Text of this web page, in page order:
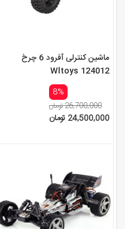
ماشین کنترلی آفرود 6 چرخ
Wltoys 124012
8%
26,700,000 تومان
24,500,000 تومان